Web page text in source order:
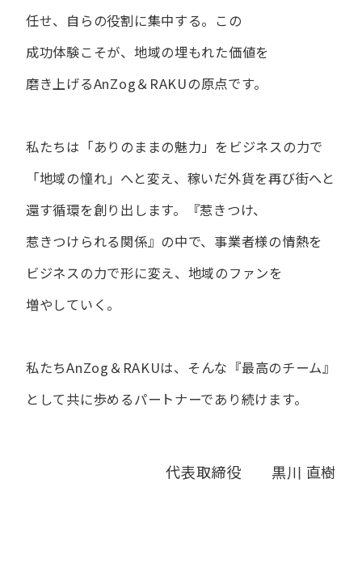
任せ、​自らの​役割に​集中する。 この​
成功体験こそが、​地域の​埋もれた​価値を​
磨き上げる​AnZog＆RAKUの​原点です。
私たちは​「ありの​ままの​魅力」を​ビジネスの​力で​
「地域の​憧れ」へと​変え、 稼いだ外貨を​再び街へと​
還す循環を​創り出します。
『惹きつけ、​
惹きつけられる​関係』の​中で、​事業者様の​情熱を​
ビジネスの​力で​形に​変え、 地域の​ファンを​
増やしていく。
私たちAnZog＆RAKUは、​そんな​『最高の​チーム』
と​して共に​歩める​パートナーであり続けます。
代表取締役 黒川 直樹